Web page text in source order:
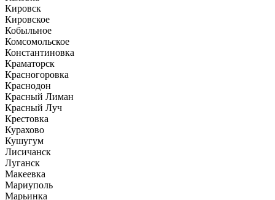
Кировск
Кировское
Кобыльное
Комсомольское
Константиновка
Краматорск
Красногоровка
Краснодон
Красный Лиман
Красный Луч
Крестовка
Курахово
Кушугум
Лисичанск
Луганск
Макеевка
Мариуполь
Марьинка